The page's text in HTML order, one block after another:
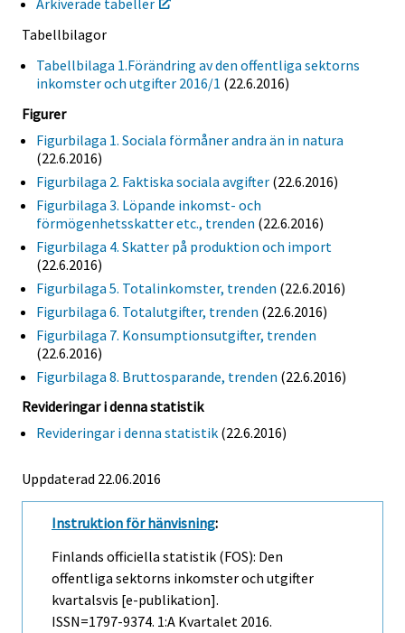
Arkiverade tabeller
Tabellbilagor
Tabellbilaga 1.Förändring av den offentliga sektorns
inkomster och utgifter 2016/1 (22.6.2016)
Figurer
Figurbilaga 1. Sociala förmåner andra än in natura
(22.6.2016)
Figurbilaga 2. Faktiska sociala avgifter (22.6.2016)
Figurbilaga 3. Löpande inkomst- och
förmögenhetsskatter etc., trenden (22.6.2016)
Figurbilaga 4. Skatter på produktion och import
(22.6.2016)
Figurbilaga 5. Totalinkomster, trenden (22.6.2016)
Figurbilaga 6. Totalutgifter, trenden (22.6.2016)
Figurbilaga 7. Konsumptionsutgifter, trenden
(22.6.2016)
Figurbilaga 8. Bruttosparande, trenden (22.6.2016)
Revideringar i denna statistik
Revideringar i denna statistik (22.6.2016)
Uppdaterad 22.06.2016
Instruktion för hänvisning:
Finlands officiella statistik (FOS): Den
offentliga sektorns inkomster och utgifter
kvartalsvis [e-publikation].
ISSN=1797-9374. 1:a Kvartalet 2016.